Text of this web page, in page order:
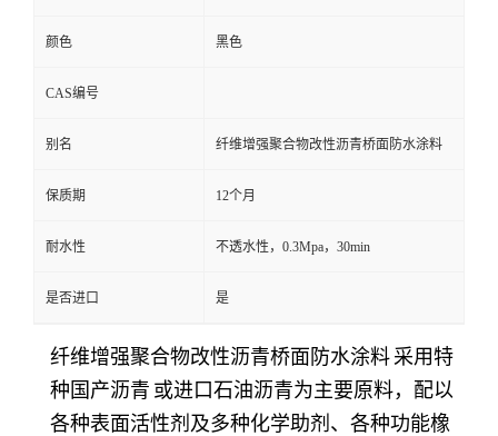
颜色 黑色
CAS编号
别名 纤维增强聚合物改性沥青桥面防水涂料
保质期 12个月
耐水性 不透水性，0.3Mpa，30min
是否进口 是
纤维增强聚合物改性沥青桥面防水涂料 采用特
种国产沥青 或进口石油沥青为主要原料，配以
各种表面活性剂及多种化学助剂、各种功能橡